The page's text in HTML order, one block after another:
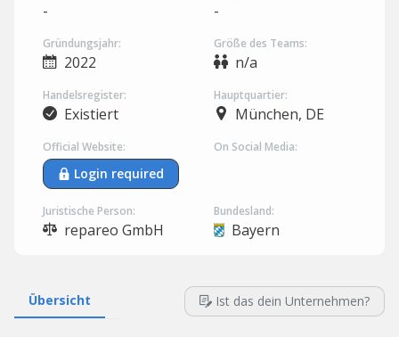
- -
Gründungsjahr:
2022
Größe des Teams:
n/a
Handelsregister:
Existiert
Hauptquartier:
München, DE
Official Website:
Login required
On Social Media:
Juristische Person:
repareo GmbH
Bundesland:
Bayern
Übersicht Ist das dein Unternehmen?